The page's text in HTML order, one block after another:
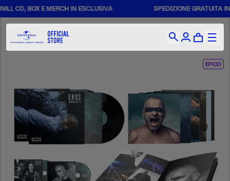
BOX E MERCH IN ESCLUSIVA SPEDIZIONE GRATUITA IN
EPICO